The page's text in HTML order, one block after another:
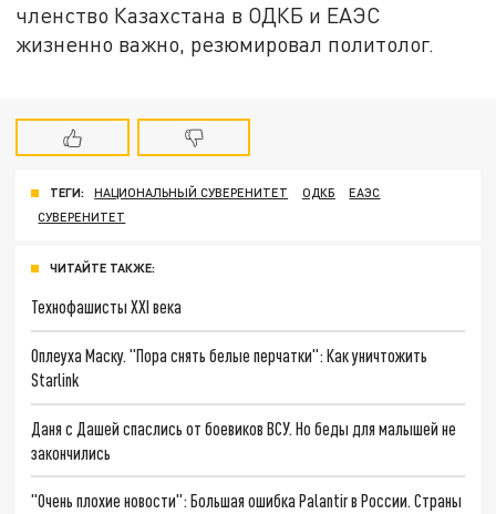
членство Казахстана в ОДКБ и ЕАЭС
жизненно важно, резюмировал политолог.
ТЕГИ: НАЦИОНАЛЬНЫЙ СУВЕРЕНИТЕТ ОДКБ
ЕАЭС
СУВЕРЕНИТЕТ
ЧИТАЙТЕ ТАКЖЕ:
Технофашисты XXI века
Оплеуха Маску. "Пора снять белые перчатки": Как уничтожить
Starlink
Даня с Дашей спаслись от боевиков ВСУ. Но беды для малышей не
закончились
"Очень плохие новости": Большая ошибка Palantir в России. Страны